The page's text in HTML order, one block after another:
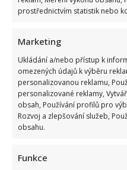
prostřednictvím statistik nebo
Marketing
Ukládání a/nebo přístup k
omezených údajů k výběru
personalizovanou reklamu,
personalizované reklamy,
obsah, Používání profilů pro
Rozvoj a zlepšování služeb,
obsahu.
Funkce